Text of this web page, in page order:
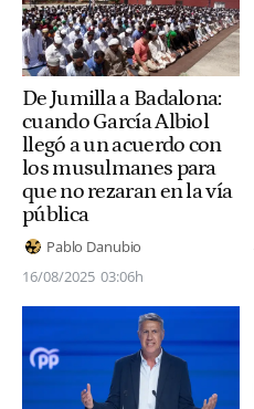
De Jumilla a Badalona:
cuando García Albiol
llegó a un acuerdo con
los musulmanes para
que no rezaran en la vía
pública
Pablo Danubio
16/08/2025 03:06h